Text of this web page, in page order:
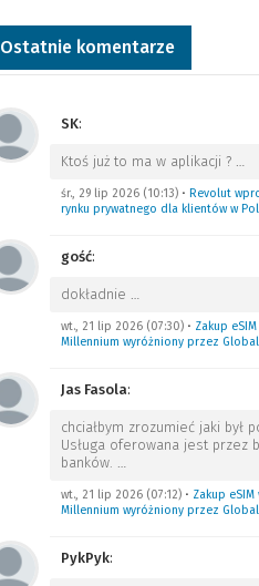
Ostatnie komentarze
SK:
Ktoś już to ma w aplikacji ? …
śr., 29 lip 2026 (10:13)• Revolut
rynku prywatnego dla klientów w
gość:
dokładnie …
wt., 21 lip 2026 (07:30)• Zakup
Millennium wyróżniony przez
Jas Fasola:
chciałbym zrozumieć jaki był
Usługa oferowana jest przez
banków. …
wt., 21 lip 2026 (07:12)• Zakup
Millennium wyróżniony przez
PykPyk: